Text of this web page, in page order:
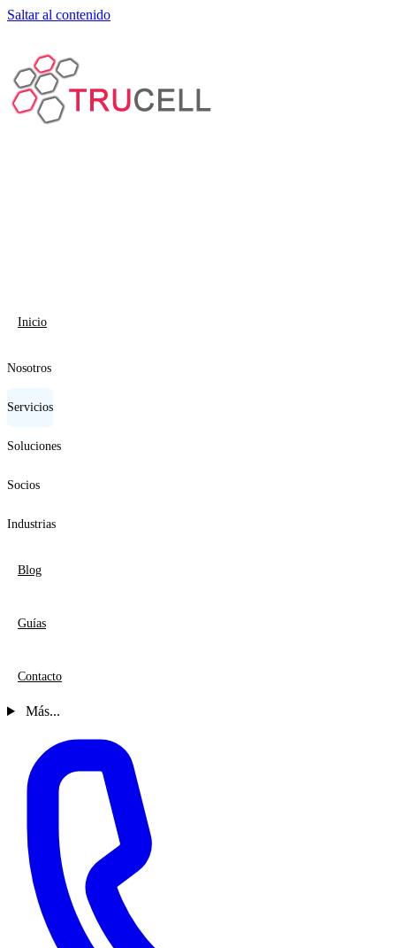
Saltar al contenido
Inicio
Nosotros
Servicios
Soluciones
Socios
Industrias
Blog
Guías
Contacto
Más...